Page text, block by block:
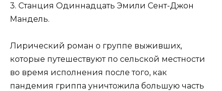
3. Станция Одиннадцать Эмили Сент-Джон
Мандель.
Лирический роман о группе выживших,
которые путешествуют по сельской местности
во время исполнения после того, как
пандемия гриппа уничтожила большую часть